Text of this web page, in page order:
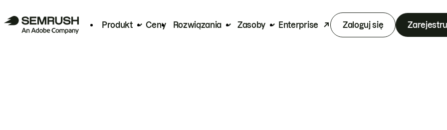
Produkt Ceny Rozwiązania Zasoby Enterprise Zaloguj się